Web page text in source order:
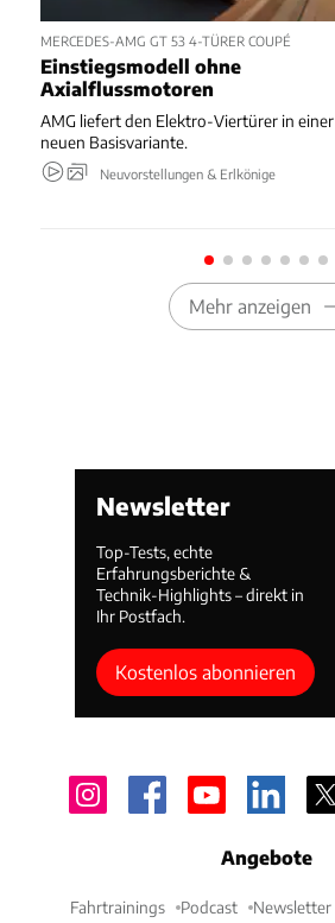
MERCEDES-AMG GT 53 4-TÜRER COUPÉ
Einstiegsmodell ohne
Axialflussmotoren
AMG liefert den Elektro-Viertürer in einer
neuen Basisvariante.
Neuvorstellungen & Erlkönige
Mehr anzeigen
Newsletter
Top-Tests, echte
Erfahrungsberichte &
Technik-Highlights – direkt in
Ihr Postfach.
Kostenlos abonnieren
Angebote
Fahrtrainings Podcast Newsletter